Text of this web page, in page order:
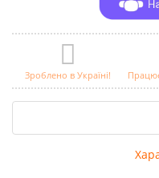
Зроблено в Україні!